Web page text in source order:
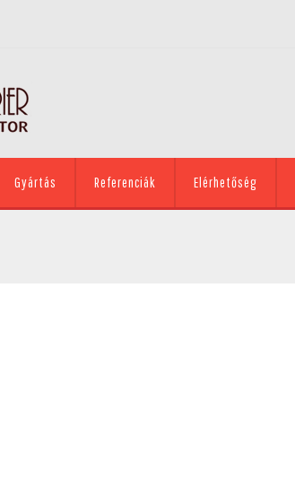
Gyártás Referenciák Elérhetőség